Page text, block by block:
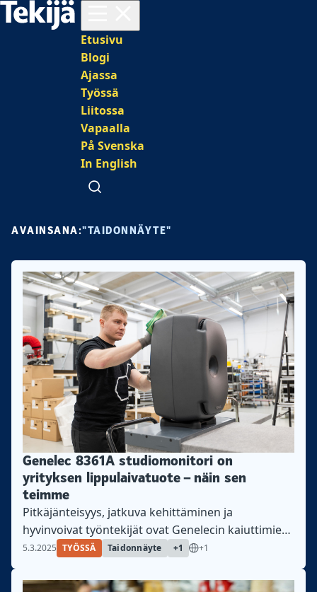
Päävalikko
Etusivu
Blogi
Ajassa
Työssä
Liitossa
Vapaalla
På Svenska
In English
Avaa haku
AVAINSANA:"TAIDONNÄYTE"
Genelec 8361A studiomonitori on
yrityksen lippulaivatuote – näin sen
teimme
Pitkäjänteisyys, jatkuva kehittäminen ja
hyvinvoivat työntekijät ovat Genelecin kaiuttimien
laadun takana. Katso kuinka kaiutin valmistuu
5.3.2025 TYÖSSÄ Taidonnäyte +1 +1